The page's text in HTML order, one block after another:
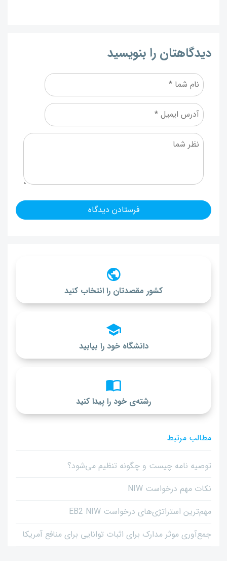
دیدگاهتان را بنویسید
کشور مقصدتان را انتخاب کنید
دانشگاه خود را بیابید
رشته‌ی خود را پیدا کنید
مطالب مرتبط
توصیه نامه چیست و چگونه تنظیم می‌شود؟
نکات مهم درخواست NIW
مهم‌ترین استراتژی‌های درخواست EB2 NIW
جمع‌آوری موثر مدارک برای اثبات توانایی برای منافع آمریکا